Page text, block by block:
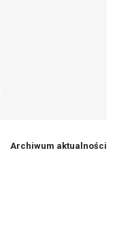
Archiwum aktualności